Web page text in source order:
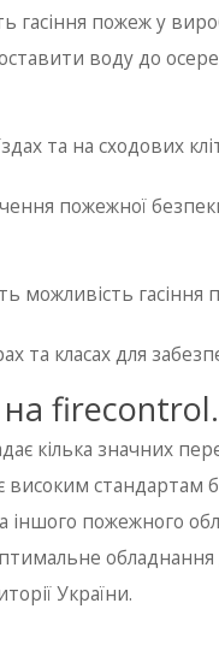
гасіння пожеж у
воду до
та на сходових
пожежної
можливість
класах для
кілька значних
високим стандартам
пожежного
України.